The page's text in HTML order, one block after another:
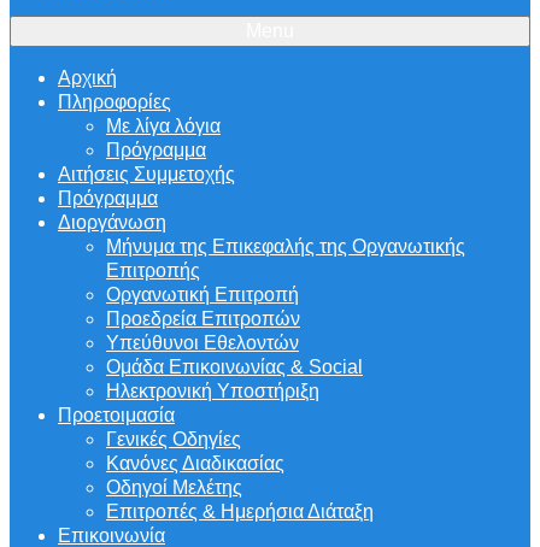
Αρχική
Πληροφορίες
Με λίγα λόγια
Πρόγραμμα
Αιτήσεις Συμμετοχής
Πρόγραμμα
Διοργάνωση
Μήνυμα της Επικεφαλής της Οργανωτικής
Επιτροπής
Οργανωτική Επιτροπή
Προεδρεία Επιτροπών
Υπεύθυνοι Εθελοντών
Ομάδα Επικοινωνίας & Social
Ηλεκτρονική Υποστήριξη
Προετοιμασία
Γενικές Οδηγίες
Κανόνες Διαδικασίας
Οδηγοί Μελέτης
Επιτροπές & Ημερήσια Διάταξη
Επικοινωνία